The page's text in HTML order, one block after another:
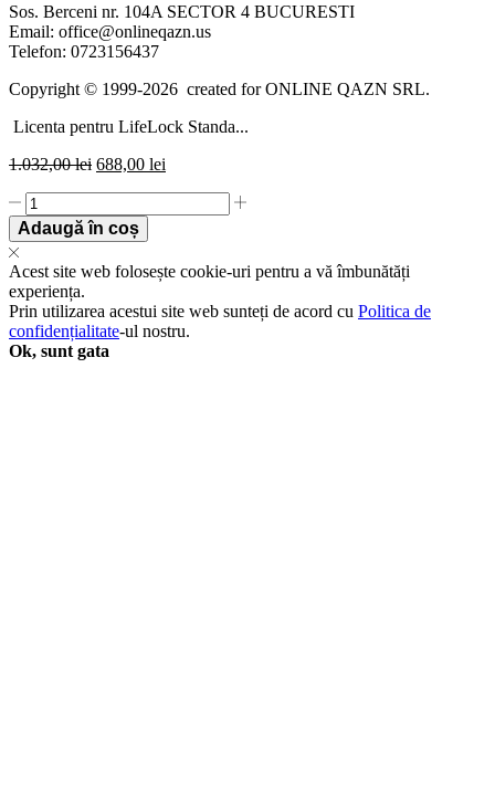
Sos. Berceni nr. 104A SECTOR 4 BUCURESTI
Email: office@onlineqazn.us
Telefon: 0723156437
Copyright ©️ 1999-2026 created for ONLINE QAZN SRL.
Licenta pentru LifeLock Standa...
1.032,00lei 688,00 lei
Licenta
pentru
LifeLock
by
Norton
-
1-
Year
Adaugă în coș
Acest site web folosește cookie-uri pentru a vă îmbunătăți
experiența.
Prin utilizarea acestui site web sunteți de acord cu Politica de
confidențialitate-ul nostru.
Ok, sunt gata